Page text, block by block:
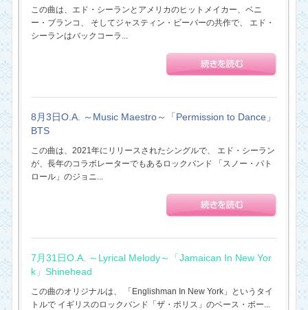
この曲は、エド・シーランとアメリカのヒットメイカー、ベニ
ー・ブランコ、 そしてジャスティン・ビーバーの共作で、 エド・
シーランはバックコーラ...
8月3日O.A. ～Music Maestro～「Permission to Dance」
BTS
この曲は、2021年にリリースされたシングルで、 エド・シーラン
が、長年のコラボレーターでもあるロックバンド 「スノー・パト
ロール」のジョニ...
7月31日O.A. ～Lyrical Melody～「Jamaican In New Yor
k」Shinehead
この曲のオリジナルは、 「Englishman In New York」というタイ
トルで イギリスのロックバンド「ザ・ポリス」のベース・ボー...